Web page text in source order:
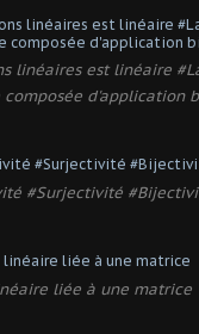
linéaires est linéaire
d'application
#Surjectivité
liée à une matrice